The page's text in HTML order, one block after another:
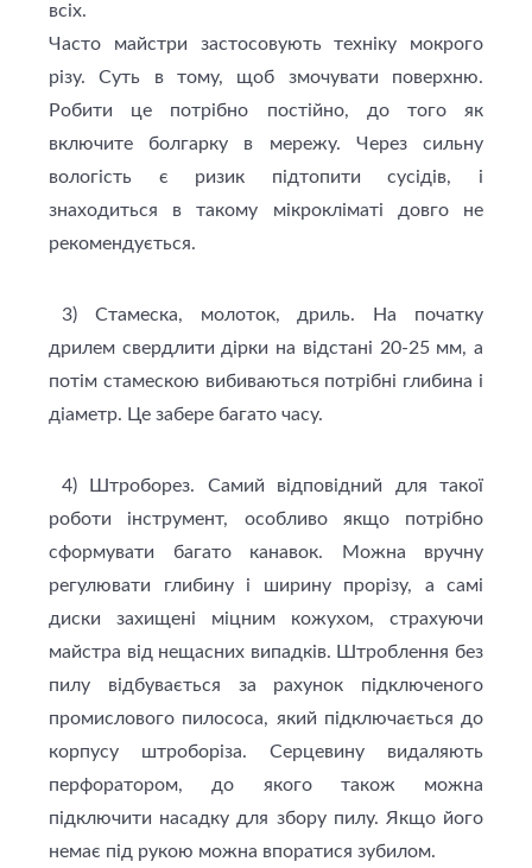
всіх.
Часто майстри застосовують техніку мокрого
різу. Суть в тому, щоб змочувати поверхню.
Робити це потрібно постійно, до того як
включите болгарку в мережу. Через сильну
вологість є ризик підтопити сусідів, і
знаходиться в такому мікрокліматі довго не
рекомендується.
3) Стамеска, молоток, дриль. На початку
дрилем свердлити дірки на відстані 20-25 мм, а
потім стамескою вибиваються потрібні глибина і
діаметр. Це забере багато часу.
4) Штроборез. Самий відповідний для такої
роботи інструмент, особливо якщо потрібно
сформувати багато канавок. Можна вручну
регулювати глибину і ширину прорізу, а самі
диски захищені міцним кожухом, страхуючи
майстра від нещасних випадків. Штроблення без
пилу відбувається за рахунок підключеного
промислового пилососа, який підключається до
корпусу штроборіза. Серцевину видаляють
перфоратором, до якого також можна
підключити насадку для збору пилу. Якщо його
немає під рукою можна впоратися зубилом.